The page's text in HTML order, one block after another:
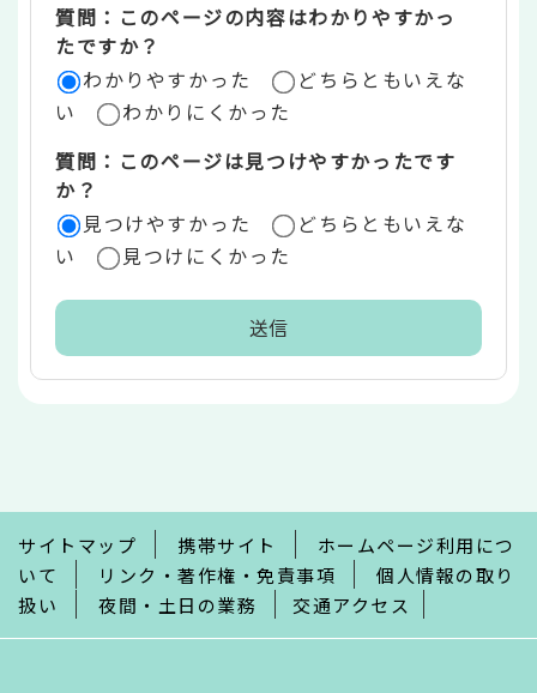
リ
ア
質問：このページの内容はわかりやすかっ
たですか？
わかりやすかった
どちらともいえな
い
わかりにくかった
質問：このページは見つけやすかったです
か？
見つけやすかった
どちらともいえな
い
見つけにくかった
で
サイトマップ 携帯サイト
ホームページ利用につ
いて
リンク・著作権・免責事項
個人情報の取り
扱い
夜間・土日の業務 交通アクセス